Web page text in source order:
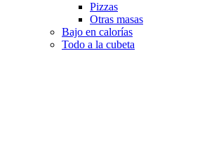
Pizzas
Otras masas
Bajo en calorías
Todo a la cubeta